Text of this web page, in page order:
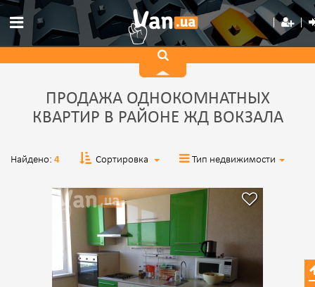
ПРОДАЖА ОДНОКОМНАТНЫХ
КВАРТИР В РАЙОНЕ ЖД ВОКЗАЛА
Найдено: 4 Сортировка Тип недвижимости